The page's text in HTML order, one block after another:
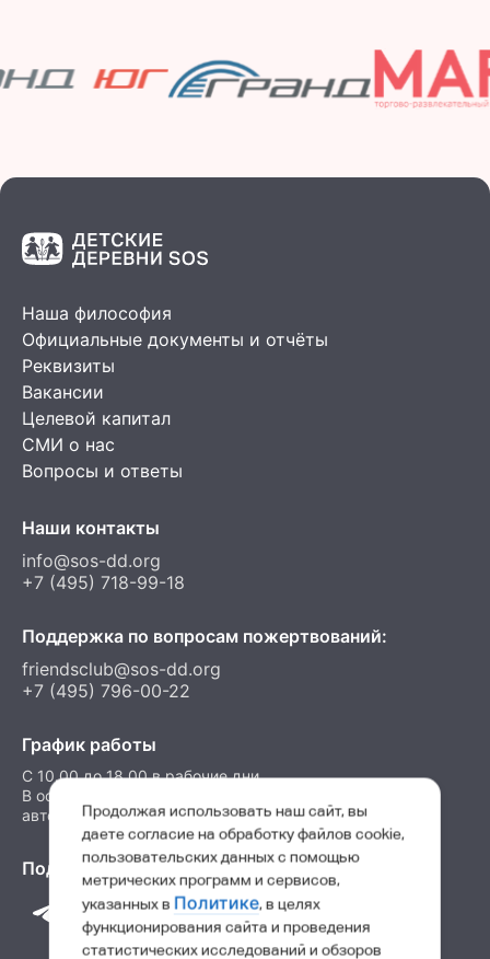
Наша философия
Официальные документы и отчёты
Реквизиты
Вакансии
Целевой капитал
СМИ о нас
Вопросы и ответы
Наши контакты
info@sos-dd.org
+7 (495) 718-99-18
Поддержка по вопросам пожертвований:
friendsclub@sos-dd.org
+7 (495) 796-00-22
График работы
C 10.00 до 18.00 в рабочие дни
В остальные часы можно оставить сообщение на
автоответчик
Подпишитесь на нас в соц. сетях
Продолжая использовать наш сайт, вы
даете согласие на обработку файлов cookie,
пользовательских данных с помощью
метрических программ и сервисов,
указанных в Политике, в целях
функционирования сайта и проведения
статистических исследований и обзоров